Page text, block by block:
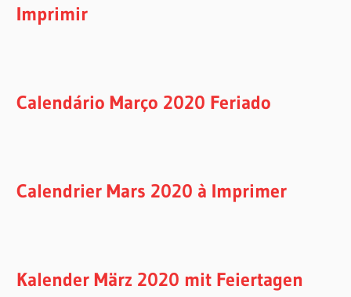
Imprimir
Calendário Março 2020 Feriado
Calendrier Mars 2020 à Imprimer
Kalender März 2020 mit Feiertagen